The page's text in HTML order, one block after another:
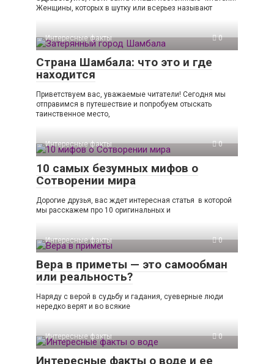
Женщины, которых в шутку или всерьез называют
Интересные факты 0
Страна Шамбала: что это и где
находится
Приветствуем вас, уважаемые читатели! Сегодня мы
отправимся в путешествие и попробуем отыскать
таинственное место,
Интересные факты 0
10 самых безумных мифов о
Сотворении мира
Дорогие друзья, вас ждет интересная статья в которой
мы расскажем про 10 оригинальных и
Интересные факты 0
Вера в приметы — это самообман
или реальность?
Наряду с верой в судьбу и гадания, суеверные люди
нередко верят и во всякие
Интересные факты 0
Интересные факты о воде и ее